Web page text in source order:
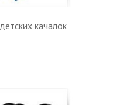
качалок